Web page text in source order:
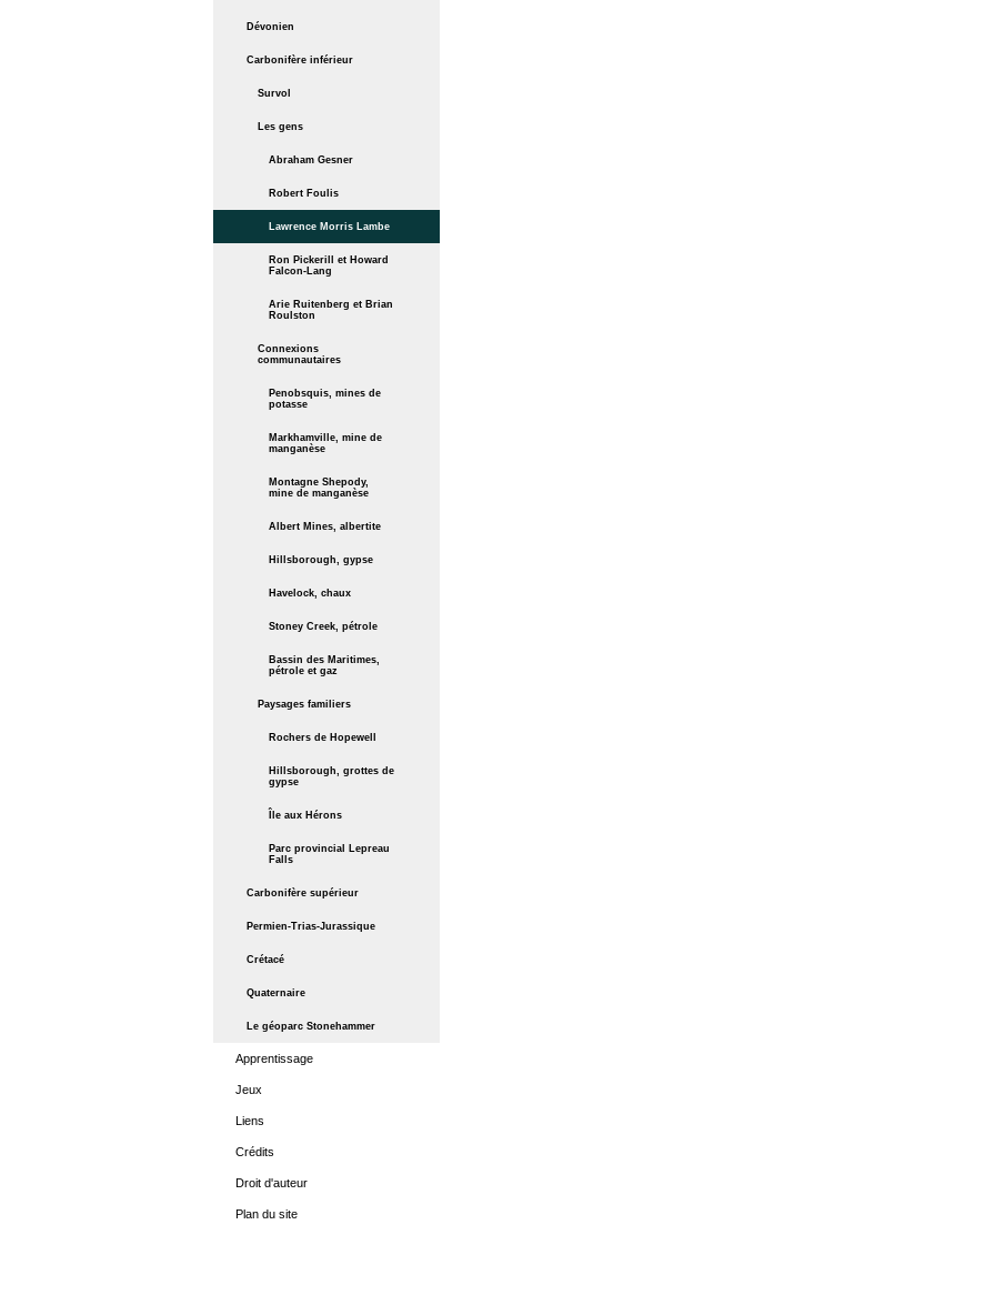
Dévonien
Carbonifère inférieur
Survol
Les gens
Abraham Gesner
Robert Foulis
Lawrence Morris Lambe
Ron Pickerill et Howard
Falcon-Lang
Arie Ruitenberg et Brian
Roulston
Connexions
communautaires
Penobsquis, mines de
potasse
Markhamville, mine de
manganèse
Montagne Shepody,
mine de manganèse
Albert Mines, albertite
Hillsborough, gypse
Havelock, chaux
Stoney Creek, pétrole
Bassin des Maritimes,
pétrole et gaz
Paysages familiers
Rochers de Hopewell
Hillsborough, grottes de
gypse
Île aux Hérons
Parc provincial Lepreau
Falls
Carbonifère supérieur
Permien-Trias-Jurassique
Crétacé
Quaternaire
Le géoparc Stonehammer
Apprentissage
Jeux
Liens
Crédits
Droit d'auteur
Plan du site